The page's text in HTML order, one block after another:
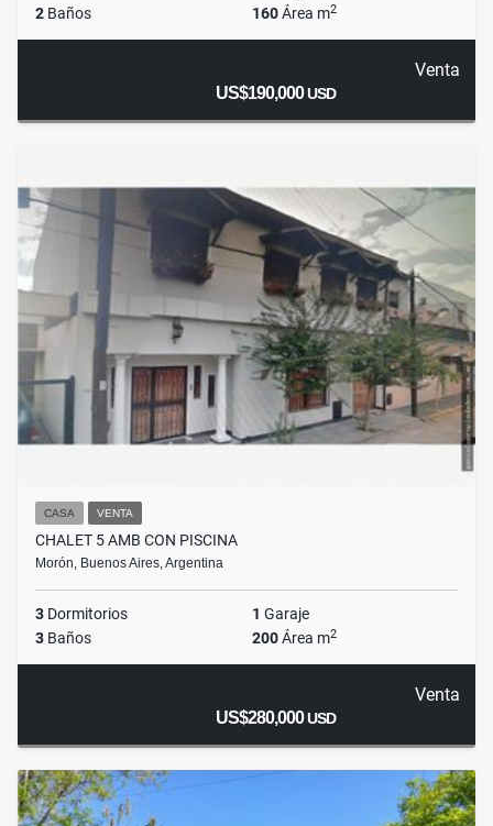
2 Baños 160Área m2
Venta
US$190,000USD
CASA VENTA
CHALET 5 AMB CON PISCINA
Morón, Buenos Aires, Argentina
3 Dormitorios 1 Garaje
3 Baños 200Área m2
Venta
US$280,000USD